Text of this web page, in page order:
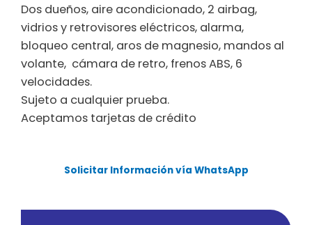
Dos dueños, aire acondicionado, 2 airbag,
vidrios y retrovisores eléctricos, alarma,
bloqueo central, aros de magnesio, mandos al
volante, cámara de retro, frenos ABS, 6
velocidades.
Sujeto a cualquier prueba.
Aceptamos tarjetas de crédito
Solicitar Información vía WhatsApp